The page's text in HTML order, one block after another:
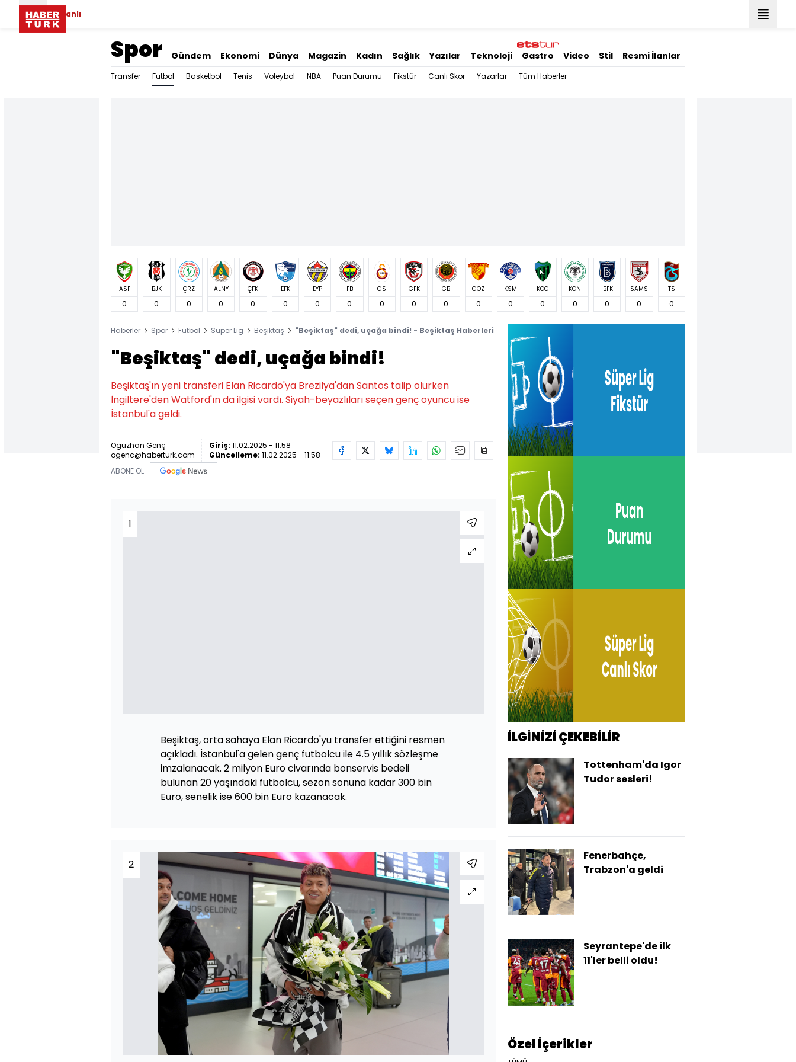
Canlı
Spor Gündem Ekonomi Dünya Magazin Kadın Sağlık Yazılar Teknoloji Gastro Video Stil Resmi İlanlar
Transfer Futbol Basketbol Tenis Voleybol NBA Puan Durumu Fikstür Canlı Skor Yazarlar Tüm Haberler
ASF
0
BJK
0
ÇRZ
0
ALNY
0
ÇFK
0
EFK
0
EYP
0
FB
0
GS
0
GFK
0
GB
0
GÖZ
0
KSM
0
KOC
0
KON
0
İBFK
0
SAMS
0
TS
0
Haberler Spor Futbol Süper Lig Beşiktaş "Beşiktaş" dedi, uçağa bindi! - Beşiktaş Haberleri
"Beşiktaş" dedi, uçağa bindi!
Beşiktaş'ın yeni transferi Elan Ricardo'ya Brezilya'dan Santos talip olurken
İngiltere'den Watford'ın da ilgisi vardı. Siyah-beyazlıları seçen genç oyuncu ise
İstanbul'a geldi.
Oğuzhan Genç
ogenc@haberturk.com
Giriş: 11.02.2025 - 11:58
Güncelleme: 11.02.2025 - 11:58
ABONE OL
1
Beşiktaş, orta sahaya Elan Ricardo'yu transfer ettiğini resmen
açıkladı. İstanbul'a gelen genç futbolcu ile 4.5 yıllık sözleşme
imzalanacak. 2 milyon Euro civarında bonservis bedeli
bulunan 20 yaşındaki futbolcu, sezon sonuna kadar 300 bin
Euro, senelik ise 600 bin Euro kazanacak.
2
Özel İçerikler
İLGİNİZİ ÇEKEBİLİR
Tottenham'da Igor
Tudor sesleri!
Fenerbahçe,
Trabzon'a geldi
Seyrantepe'de ilk
11'ler belli oldu!